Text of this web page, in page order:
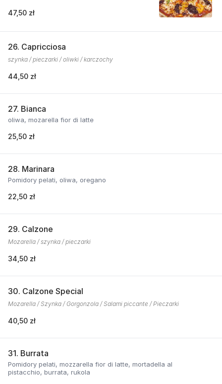
47,50 zł
26. Capricciosa
szynka / pieczarki / oliwki / karczochy
44,50 zł
27. Bianca
oliwa, mozarella fior di latte
25,50 zł
28. Marinara
Pomidory pelati, oliwa, oregano
22,50 zł
29. Calzone
Mozarella / szynka / pieczarki
34,50 zł
30. Calzone Special
Mozarella / Szynka / Gorgonzola / Salami piccante / Pieczarki
40,50 zł
31. Burrata
Pomidory pelati, mozzarella fior di latte, mortadella al
pistacchio, burrata, rukola